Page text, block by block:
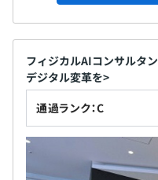
フィジカルAIコンサルタ
デジタル変革を>
通過ランク：C